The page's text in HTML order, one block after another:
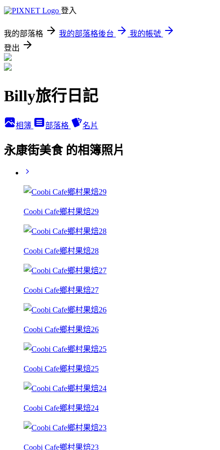
登入
我的部落格 我的部落格後台
我的帳號
登出
Billy旅行日記
相簿 部落格 名片
永康街美食 的相簿照片
Coobi Cafe鄉村果焙29
Coobi Cafe鄉村果焙28
Coobi Cafe鄉村果焙27
Coobi Cafe鄉村果焙26
Coobi Cafe鄉村果焙25
Coobi Cafe鄉村果焙24
Coobi Cafe鄉村果焙23